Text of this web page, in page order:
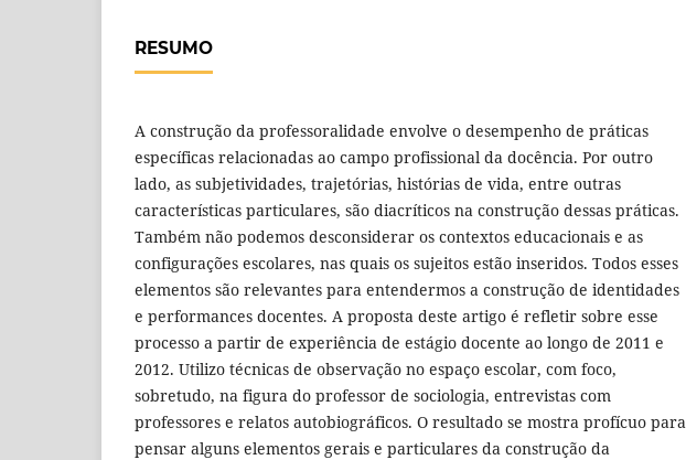
RESUMO
A construção da professoralidade envolve o desempenho de práticas
específicas relacionadas ao campo profissional da docência. Por outro
lado, as subjetividades, trajetórias, histórias de vida, entre outras
características particulares, são diacríticos na construção dessas práticas.
Também não podemos desconsiderar os contextos educacionais e as
configurações escolares, nas quais os sujeitos estão inseridos. Todos esses
elementos são relevantes para entendermos a construção de identidades
e performances docentes. A proposta deste artigo é refletir sobre esse
processo a partir de experiência de estágio docente ao longo de 2011 e
2012. Utilizo técnicas de observação no espaço escolar, com foco,
sobretudo, na figura do professor de sociologia, entrevistas com
professores e relatos autobiográficos. O resultado se mostra profícuo para
pensar alguns elementos gerais e particulares da construção da